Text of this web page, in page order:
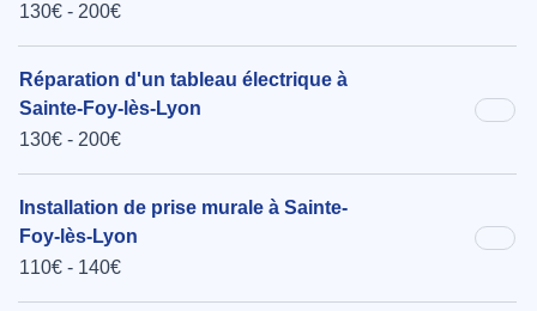
130€ - 200€
Réparation d'un tableau électrique à
Sainte-Foy-lès-Lyon
130€ - 200€
Installation de prise murale à Sainte-
Foy-lès-Lyon
110€ - 140€